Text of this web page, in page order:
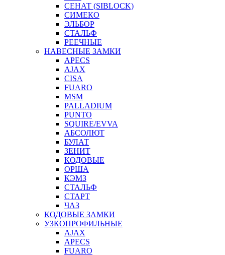
СЕНАТ (SIBLOCK)
СИМЕКО
ЭЛЬБОР
СТАЛЬФ
РЕЕЧНЫЕ
НАВЕСНЫЕ ЗАМКИ
APECS
AJAX
CISA
FUARO
MSM
PALLADIUM
PUNTO
SQUIRE/EVVA
АБСОЛЮТ
БУЛАТ
ЗЕНИТ
КОДОВЫЕ
ОРША
КЭМЗ
СТАЛЬФ
СТАРТ
ЧАЗ
КОДОВЫЕ ЗАМКИ
УЗКОПРОФИЛЬНЫЕ
AJAX
APECS
FUARO